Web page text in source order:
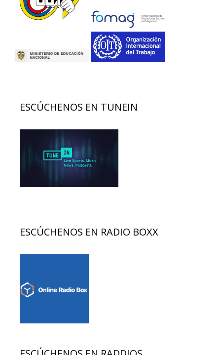
ESCÚCHENOS EN TUNEIN
ESCÚCHENOS EN RADIO BOXX